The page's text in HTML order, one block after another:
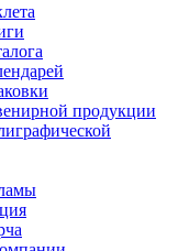
продукции